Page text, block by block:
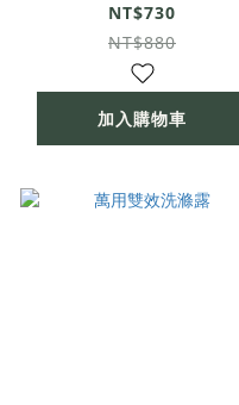
NT$730
NT$880
加入購物車